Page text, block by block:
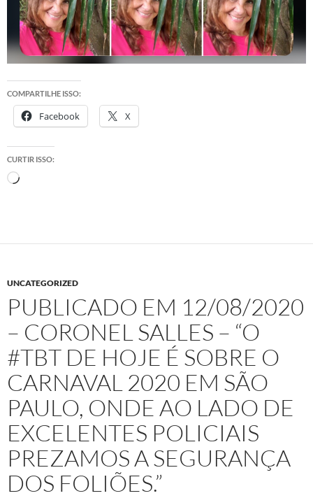
COMPARTILHE ISSO:
Facebook X
CURTIR ISSO:
Carregando...
UNCATEGORIZED
PUBLICADO EM 12/08/2020
– CORONEL SALLES – “O
#TBT DE HOJE É SOBRE O
CARNAVAL 2020 EM SÃO
PAULO, ONDE AO LADO DE
EXCELENTES POLICIAIS
PREZAMOS A SEGURANÇA
DOS FOLIÕES.”